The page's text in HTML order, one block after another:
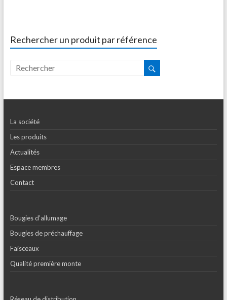
Rechercher un produit par référence
La société
Les produits
Actualités
Espace membres
Contact
Bougies d’allumage
Bougies de préchauffage
Faisceaux
Qualité première monte